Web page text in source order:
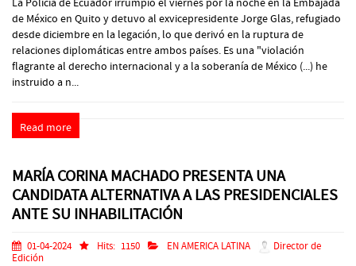
de México en Quito y detuvo al exvicepresidente Jorge Glas, refugiado
desde diciembre en la legación, lo que derivó en la ruptura de
relaciones diplomáticas entre ambos países. Es una "violación
flagrante al derecho internacional y a la soberanía de México (...) he
instruido a n...
Read more
MARÍA CORINA MACHADO PRESENTA UNA
CANDIDATA ALTERNATIVA A LAS PRESIDENCIALES
ANTE SU INHABILITACIÓN
01-04-2024 Hits: 1150 EN AMERICA LATINA
Director de
Edición